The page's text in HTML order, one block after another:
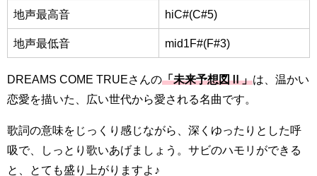
地声最高音 hiC#(C#5)
地声最低音 mid1F#(F#3)
DREAMS COME TRUEさんの「未来予想図Ⅱ」は、温かい
恋愛を描いた、広い世代から愛される名曲です。
歌詞の意味をじっくり感じながら、深くゆったりとした呼
吸で、しっとり歌いあげましょう。サビのハモリができる
と、とても盛り上がりますよ♪